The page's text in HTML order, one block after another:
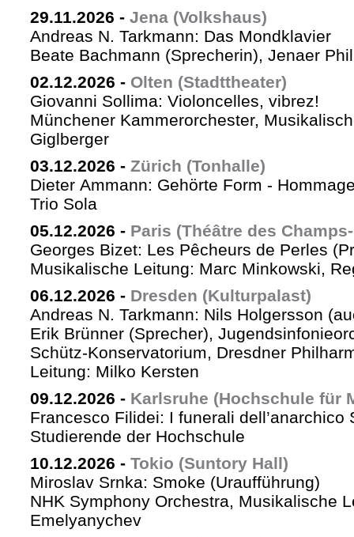
29.11.2026 - Jena (Volkshaus)
Andreas N. Tarkmann: Das Mondklavier
Beate Bachmann (Sprecherin), Jenaer
02.12.2026 - Olten (Stadttheater)
Giovanni Sollima: Violoncelles, vibrez!
Münchener Kammerorchester,
Giglberger
03.12.2026 - Zürich (Tonhalle)
Dieter Ammann: Gehörte Form -
Trio Sola
05.12.2026 - Paris (Théâtre des
Georges Bizet: Les Pêcheurs de Perles
Musikalische Leitung: Marc Minkowski,
06.12.2026 - Dresden (Kulturpalast)
Andreas N. Tarkmann: Nils Holgersson
Erik Brünner (Sprecher),
Schütz-Konservatorium, Dresdner
Leitung: Milko Kersten
09.12.2026 - Karlsruhe (Hochschule für
Francesco Filidei: I funerali dell’anarchico
Studierende der Hochschule
10.12.2026 - Tokio (Suntory Hall)
Miroslav Srnka: Smoke (Uraufführung)
NHK Symphony Orchestra, Musikalische
Emelyanychev